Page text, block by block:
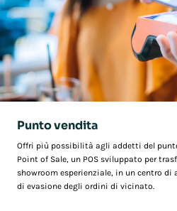
Punto vendita
Offri più possibilità agli addetti del
Point of Sale, un POS sviluppato per
showroom esperienziale, in un centro
di evasione degli ordini di vicinato.